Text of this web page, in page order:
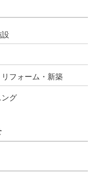
フォーム・新築
グ